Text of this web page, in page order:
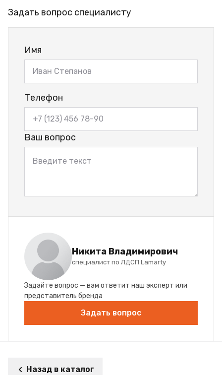
Задать вопрос специалисту
Имя
Телефон
Ваш вопрос
Никита Владимирович
специалист по ЛДСП Lamarty
Задайте вопрос — вам ответит наш эксперт или
представитель бренда
Задать вопрос
Назад в каталог